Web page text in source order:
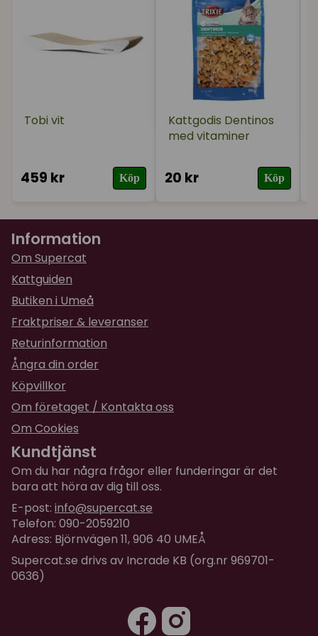
Tobi vit
459 kr Köp
Kattgodis Dentinos
med vitaminer
20 kr Köp
Information
Om Supercat
Kattguiden
Butiken i Umeå
Fraktpriser & leveranser
Returinformation
Ångra din order
Köpvillkor
Om företaget / Kontakta oss
Om Cookies
Kundtjänst
Om du har några frågor eller funderingar är det
bara att höra av dig till oss.
E-post: info@supercat.se
Telefon: 090-2059210
Adress: Björnvägen 11, 906 40 UMEÅ
Supercat.se drivs av Incrade KB (org.nr 969701-
0636)